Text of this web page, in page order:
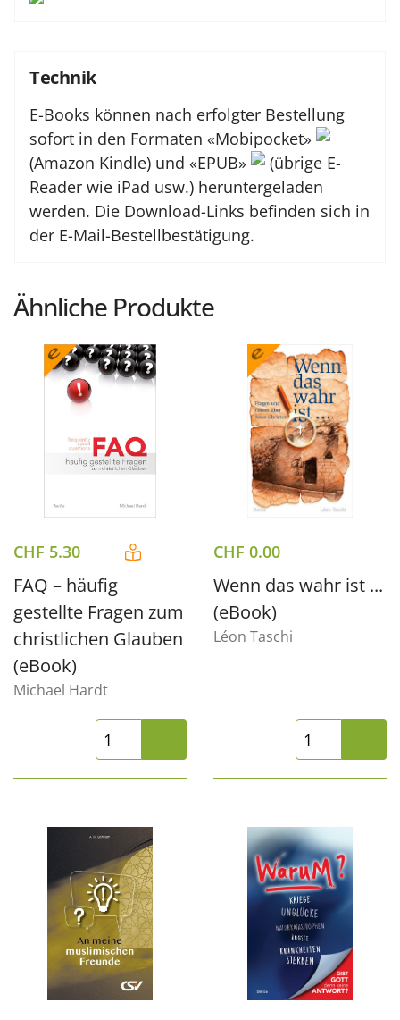
Technik
E-Books können nach erfolgter Bestellung
sofort in den Formaten «Mobipocket»
(Amazon Kindle) und «EPUB»
(übrige E-
Reader wie iPad usw.) heruntergeladen
werden. Die Download-Links befinden sich in
der E-Mail-Bestellbestätigung.
Ähnliche Produkte
CHF 5.30
FAQ – häufig
gestellte Fragen zum
christlichen Glauben
(eBook)
Michael Hardt
CHF 0.00
Wenn das wahr ist ...
(eBook)
Léon Taschi